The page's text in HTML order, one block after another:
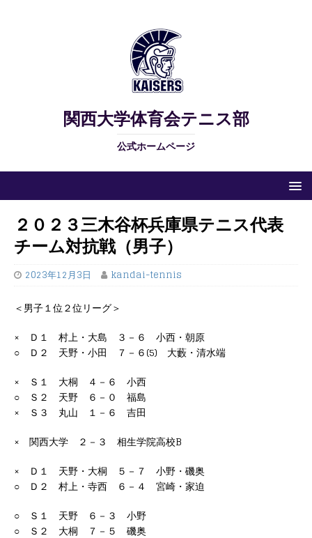
関西大学体育会テニス部
公式ホームページ
２０２３三木谷杯兵庫県テニス代表
チーム対抗戦（男子）
2023年12月3日 kandai-tennis
＜男子１位２位リーグ＞
× Ｄ１ 村上・大島 ３－６ 小西・朝原
○ Ｄ２ 天野・小田 ７－６(5) 大藪・清水端
× Ｓ１ 大桐 ４－６ 小西
○ Ｓ２ 天野 ６－０ 福島
× Ｓ３ 丸山 １－６ 吉田
× 関西大学 ２－３ 相生学院高校B
× Ｄ１ 天野・大桐 ５－７ 小野・磯奥
○ Ｄ２ 村上・寺西 ６－４ 宮崎・家迫
○ Ｓ１ 天野 ６－３ 小野
○ Ｓ２ 大桐 ７－５ 磯奥